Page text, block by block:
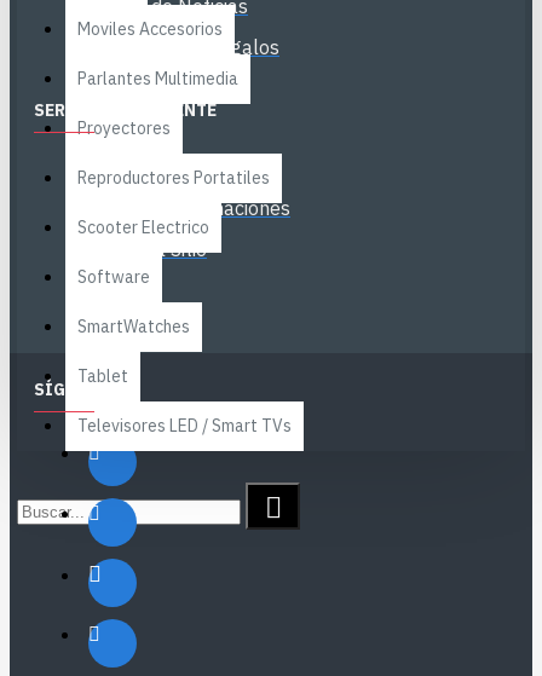
Moviles Accesorios
Parlantes Multimedia
Proyectores
Reproductores Portatiles
Scooter Electrico
Software
SmartWatches
Tablet
Televisores LED / Smart TVs
Boletín de Noticias
Certificado de Regalos
SERVICIO AL CLIENTE
Contacto
Libro de Reclamaciones
Mapa del Sitio
Marcas
SÍGANOS